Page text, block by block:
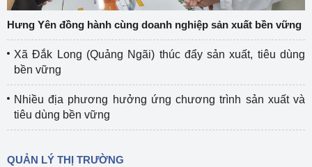
Hưng Yên đồng hành cùng doanh nghiệp sản xuất bền vững
Xã Đắk Long (Quảng Ngãi) thúc đẩy sản xuất, tiêu dùng
bền vững
Nhiều địa phương hưởng ứng chương trình sản xuất và
tiêu dùng bền vững
QUẢN LÝ THỊ TRƯỜNG